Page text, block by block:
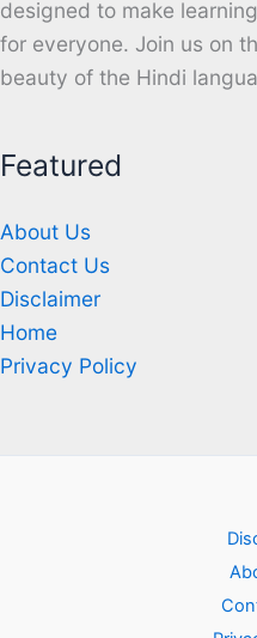
designed to make
for everyone. Join us on
beauty of the Hindi
Featured
About Us
Contact Us
Disclaimer
Home
Privacy Policy